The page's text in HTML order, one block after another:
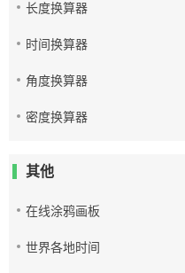
长度换算器
时间换算器
角度换算器
密度换算器
其他
在线涂鸦画板
世界各地时间